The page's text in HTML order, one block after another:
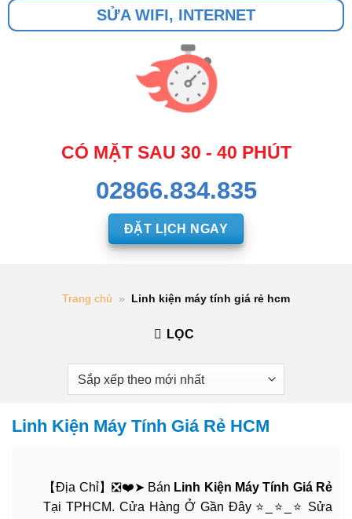
SỬA WIFI, INTERNET
CÓ MẶT SAU 30 - 40 PHÚT
02866.834.835
ĐẶT LỊCH NGAY
Trang chủ » Linh kiện máy tính giá rẻ hcm
LỌC
Linh Kiện Máy Tính Giá Rẻ HCM
【Địa Chỉ】❎❤️➤ Bán Linh Kiện Máy Tính Giá Rẻ
Tại TPHCM. Cửa Hàng Ở Gần Đây ⭐_⭐_⭐ Sửa